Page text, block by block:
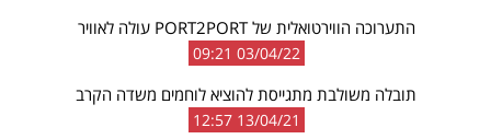
התערוכה הווירטואלית של PORT2PORT עולה לאוויר
03/04/22 09:21
תובלה משולבת מתגייסת להוציא לוחמים משדה הקרב
13/04/21 12:57